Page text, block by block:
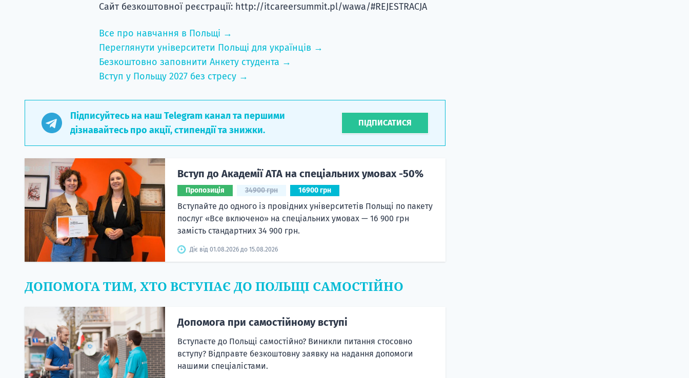
Сайт безкоштовної реєстрації: http://itcareersummit.pl/wawa/#REJESTRACJA
Все про навчання в Польщі →
Переглянути університети Польщі для українців →
Безкоштовно заповнити Анкету студента →
Вступ у Польщу 2027 без стресу →
Підписуйтесь на наш Telegram канал та першими
дізнавайтесь про акції, стипендії та знижки.
ПІДПИСАТИСЯ
Вступ до Академії ATA на спеціальних умовах -50%
Пропозиція 34900 грн 16900 грн
Вступайте до одного із провідних університетів Польщі по пакету
послуг «Все включено» на спеціальних умовах — 16 900 грн
замість стандартних 34 900 грн.
Діє від 01.08.2026 до 15.08.2026
ДОПОМОГА ТИМ, ХТО ВСТУПАЄ ДО ПОЛЬЩІ САМОСТІЙНО
Допомога при самостійному вступі
Вступаєте до Польщі самостійно? Виникли питання стосовно
вступу? Відправте безкоштовну заявку на надання допомоги
нашими спеціалістами.